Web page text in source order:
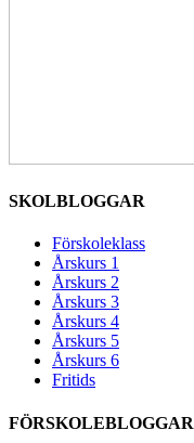
SKOLBLOGGAR
Förskoleklass
Årskurs 1
Årskurs 2
Årskurs 3
Årskurs 4
Årskurs 5
Årskurs 6
Fritids
FÖRSKOLEBLOGGAR